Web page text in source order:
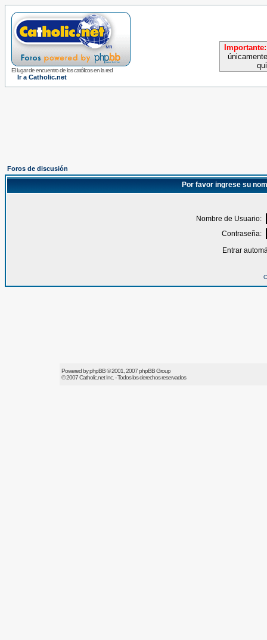
El lugar de encuentro de los católicos en la red
Ir a Catholic.net
Importante:
Foros de discusión
Por favor ingrese su
Nombre de Usuario:
Contraseña:
Entrar
Powered byphpBB© 2001, 2007 phpBB Group
© 2007Catholic.netInc. - Todos los derechos reservados